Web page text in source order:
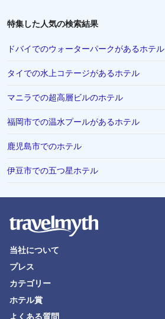
川越市でのホテル
香川県でのホテル
浦安市でのホテル
シンガポールでのホテル
北見市でのホテル
島根県でのホテル
西宮市でのホテル
Kujukuriでのホテル
関西地方でのホテル
特集した人気の検索結果
ドバイでのウォーターパークがあるホテル
タイでの水上コテージがあるホテル
マニラでの超高層ビルのホテル
福岡市での温水プールがあるホテル
鹿児島市でのホテル
伊豆市での五つ星ホテル
当社について
プレス
カテゴリー
ホテル賞
よくある質問